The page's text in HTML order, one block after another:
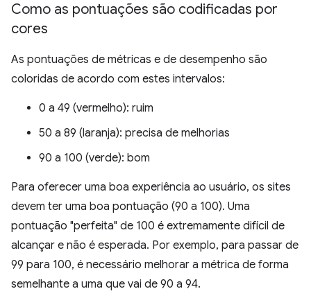
Como as pontuações são codificadas por
cores
As pontuações de métricas e de desempenho são
coloridas de acordo com estes intervalos:
0 a 49 (vermelho): ruim
50 a 89 (laranja): precisa de melhorias
90 a 100 (verde): bom
Para oferecer uma boa experiência ao usuário, os sites
devem ter uma boa pontuação (90 a 100). Uma
pontuação "perfeita" de 100 é extremamente difícil de
alcançar e não é esperada. Por exemplo, para passar de
99 para 100, é necessário melhorar a métrica de forma
semelhante a uma que vai de 90 a 94.